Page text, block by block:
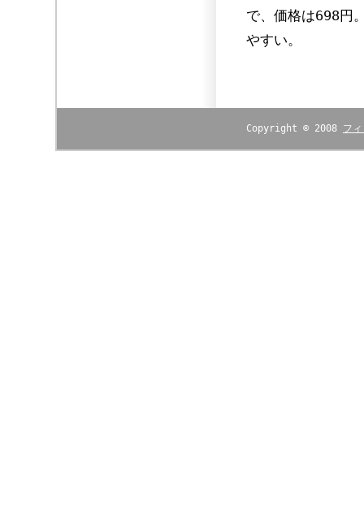
で、価格は698円
やすい。
Copyright © 2008 フ